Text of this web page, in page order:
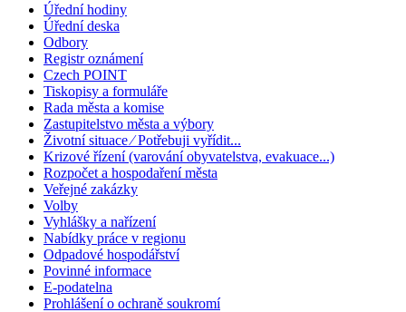
Úřední hodiny
Úřední deska
Odbory
Registr oznámení
Czech POINT
Tiskopisy a formuláře
Rada města a komise
Zastupitelstvo města a výbory
Životní situace ⁄ Potřebuji vyřídit...
Krizové řízení (varování obyvatelstva, evakuace...)
Rozpočet a hospodaření města
Veřejné zakázky
Volby
Vyhlášky a nařízení
Nabídky práce v regionu
Odpadové hospodářství
Povinné informace
E-podatelna
Prohlášení o ochraně soukromí